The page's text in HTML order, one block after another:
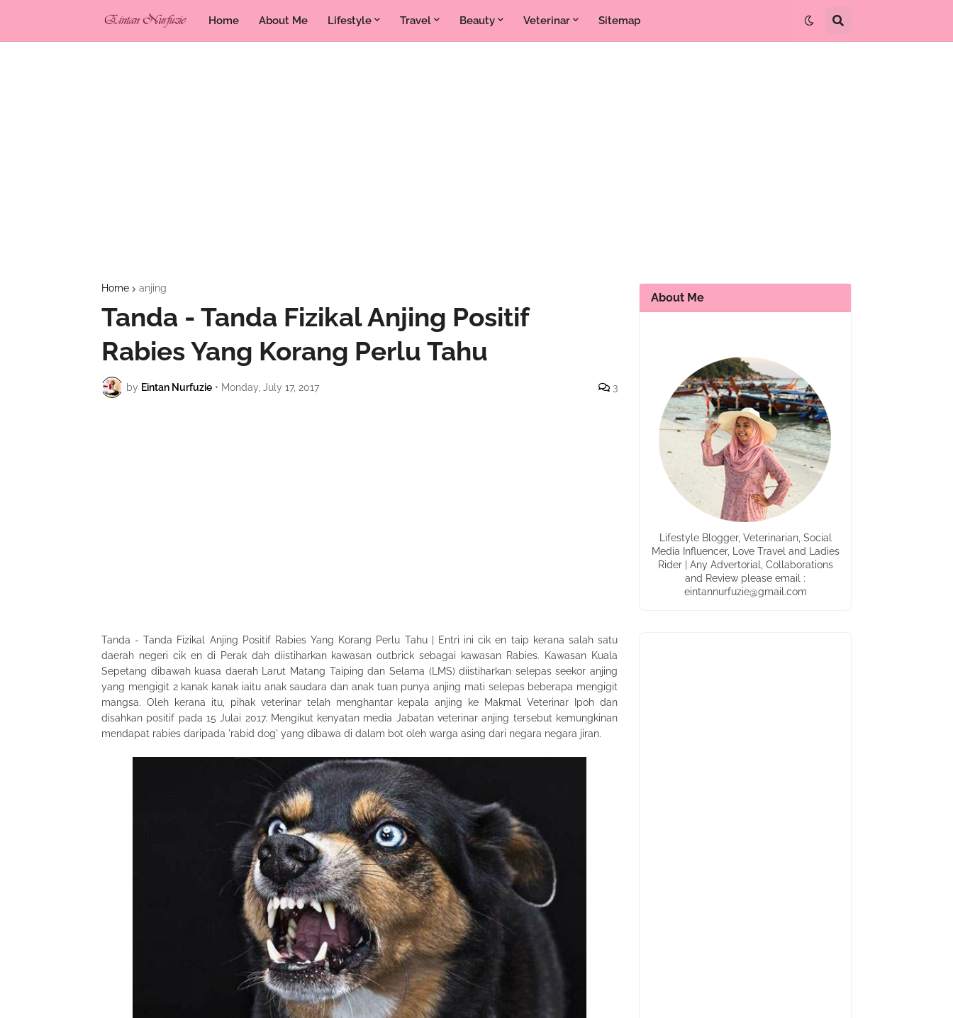
Home About Me Lifestyle Travel Beauty Veterinar Sitemap
Home anjing
Tanda - Tanda Fizikal Anjing Positif
Rabies Yang Korang Perlu Tahu
by Eintan Nurfuzie • Monday, July 17, 2017 3
Tanda - Tanda Fizikal Anjing Positif Rabies Yang Korang Perlu Tahu | Entri ini cik en taip kerana salah satu
daerah negeri cik en di Perak dah diistiharkan kawasan outbrick sebagai kawasan Rabies. Kawasan Kuala
Sepetang dibawah kuasa daerah Larut Matang Taiping dan Selama (LMS) diistiharkan selepas seekor anjing
yang mengigit 2 kanak kanak iaitu anak saudara dan anak tuan punya anjing mati selepas beberapa mengigit
mangsa. Oleh kerana itu, pihak veterinar telah menghantar kepala anjing ke Makmal Veterinar Ipoh dan
disahkan positif pada 15 Julai 2017. Mengikut kenyatan media Jabatan veterinar anjing tersebut kemungkinan
mendapat rabies daripada 'rabid dog' yang dibawa di dalam bot oleh warga asing dari negara negara jiran.
About Me
Lifestyle Blogger, Veterinarian, Social
Media Influencer, Love Travel and Ladies
Rider | Any Advertorial, Collaborations
and Review please email :
eintannurfuzie@gmail.com